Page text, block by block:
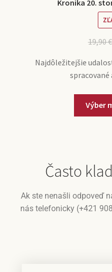
Kronika 20.
19,90€
Najdôležitejšie
spracované
Výber
Často
Ak ste nenašli odpoveď
nás telefonicky (+421